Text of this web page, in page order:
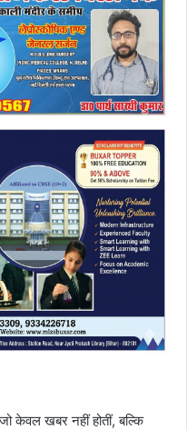
केवल खबर नहीं होतीं, बल्कि